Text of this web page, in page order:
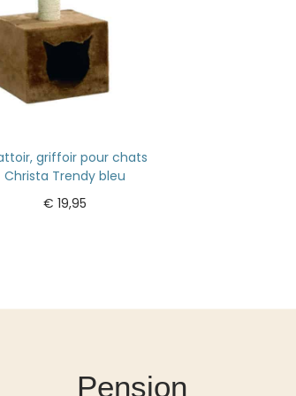
griffoir pour chats
Christa Trendy bleu
€ 19,95
Pension